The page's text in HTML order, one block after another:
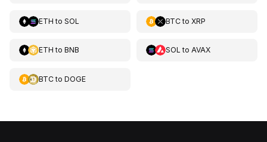
ETH to SOL BTCto XRP
ETH to BNB SOL to AVAX
BTCto DOGE